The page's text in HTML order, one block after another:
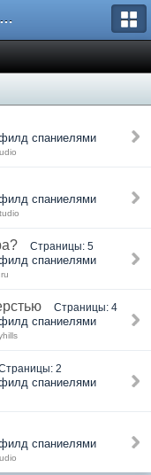
English Springer Spaniel Club
спаниелями
спаниелями
Страницы: 5
спаниелями
Страницы: 4
спаниелями
2
спаниелями
спаниелями